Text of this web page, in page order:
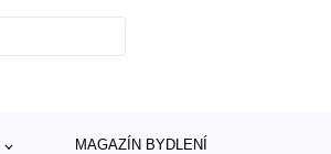
MAGAZÍN BYDLENÍ